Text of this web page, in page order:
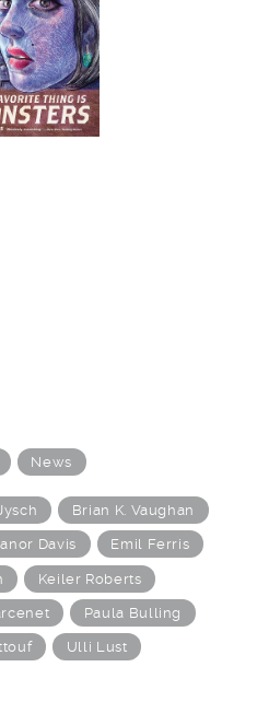
News
Brian K. Vaughan
Davis Emil Ferris
Keiler Roberts
Paula Bulling
Ulli Lust